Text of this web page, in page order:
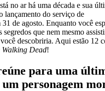
no ar há uma década e sua
lançamento do serviço de
31 de agosto. Enquanto você
segredos que nem mesmo
descobriria. Aqui estão 12
Walking Dead!
para uma
um personagem